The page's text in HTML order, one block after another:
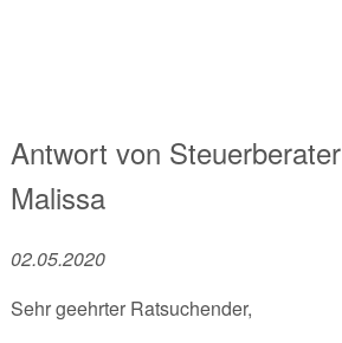
Antwort von Steuerberater
Malissa
02.05.2020
Sehr geehrter Ratsuchender,